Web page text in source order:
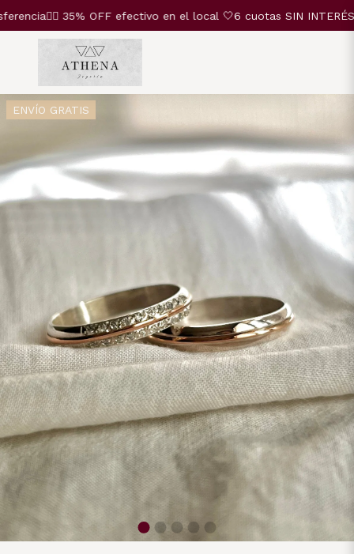
35% OFF efectivo en el local 🤍6 cuotas SIN
ENVÍO GRATIS